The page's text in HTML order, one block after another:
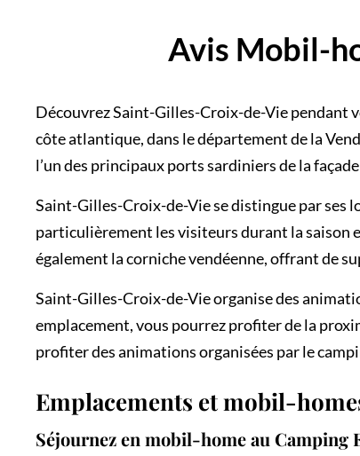
Avis Mobil-
Découvrez Saint-Gilles-Croix-de-Vie pendant
côte atlantique, dans le département de la
l’un des principaux ports sardiniers de la
Saint-Gilles-Croix-de-Vie se distingue par ses
particulièrement les visiteurs durant la saison
également la corniche vendéenne, offrant de
Saint-Gilles-Croix-de-Vie organise des
emplacement, vous pourrez profiter de la
profiter des animations organisées par le
Emplacements et mobil-
Séjournez en mobil-home au Camping